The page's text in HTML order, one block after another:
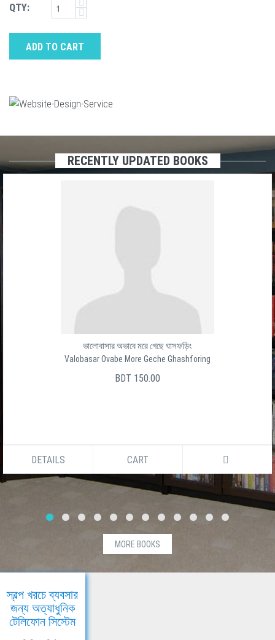
QTY:
ADD TO CART
RECENTLY UPDATED BOOKS
ভালোবাসার অভাবে মরে গেছে ঘাসফড়িং
Valobasar Ovabe More Geche Ghashforing
BDT 150.00
DETAILS CART
MORE BOOKS
স্বল্প খরচে ব্যবসার
জন্য অত্যাধুনিক
টেলিফোন সিস্টেম